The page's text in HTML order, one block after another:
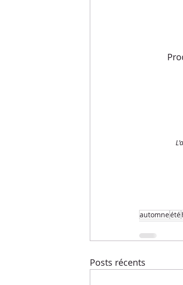
automneété
Posts récents